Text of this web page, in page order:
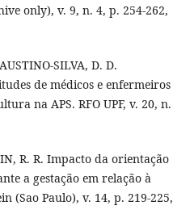
only), v. 9, n. 4, p. 254-262,
SILVA, D. D.
de médicos e enfermeiros
na APS. RFO UPF, v. 20, n.
R. R. Impacto da orientação
a gestação em relação à
(Sao Paulo), v. 14, p. 219-225,